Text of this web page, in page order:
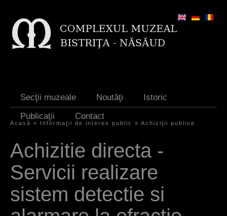
Secţii muzeale Noutăţi
Istoric
Publicaţii
Contact
ş
t
i
a
Acasă » Informaţii de interes public » Achiziţii publice
Achizitie directa -
Servicii realizare
sistem detectie si